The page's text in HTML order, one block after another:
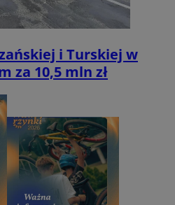
i Turskiej w
za 10,5 mln zł